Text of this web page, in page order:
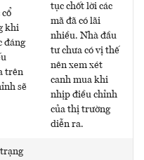
khi
đáng
trên
sẽ
tục chốt lời các
mã đã có lãi
nhiều. Nhà đầu
tư chưa có vị thế
nên xem xét
canh mua khi
nhịp điều chỉnh
của thị trường
diễn ra.